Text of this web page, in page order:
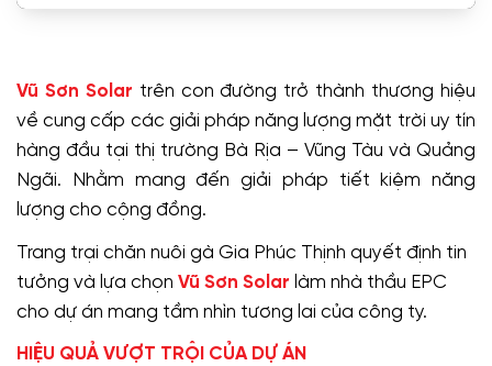
Vũ Sơn Solar trên con đường trở thành thương hiệu
về cung cấp các giải pháp năng lượng mặt trời uy tín
hàng đầu tại thị trường Bà Rịa – Vũng Tàu và Quảng
Ngãi. Nhằm mang đến giải pháp tiết kiệm năng
lượng cho cộng đồng.
Trang trại chăn nuôi gà Gia Phúc Thịnh quyết định tin
tưởng và lựa chọn Vũ Sơn Solar làm nhà thầu EPC
cho dự án mang tầm nhìn tương lai của công ty.
HIỆU QUẢ VƯỢT TRỘI CỦA DỰ ÁN